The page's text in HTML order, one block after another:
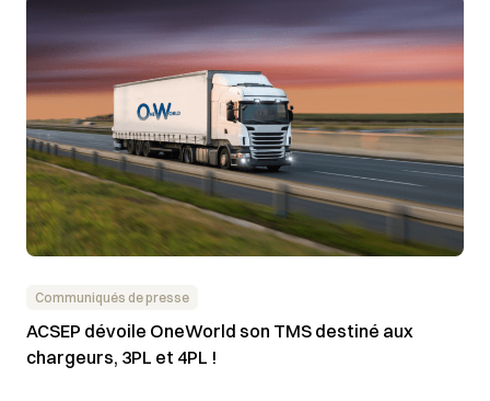
Communiqués de presse
ACSEP dévoile OneWorld son TMS destiné aux
chargeurs, 3PL et 4PL !